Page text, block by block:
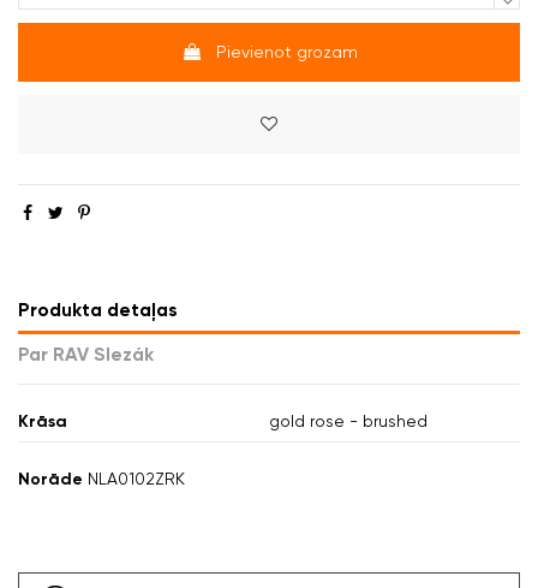
Pievienot grozam
Produkta detaļas
Par RAV Slezák
Krāsa gold rose - brushed
Norāde NLA0102ZRK